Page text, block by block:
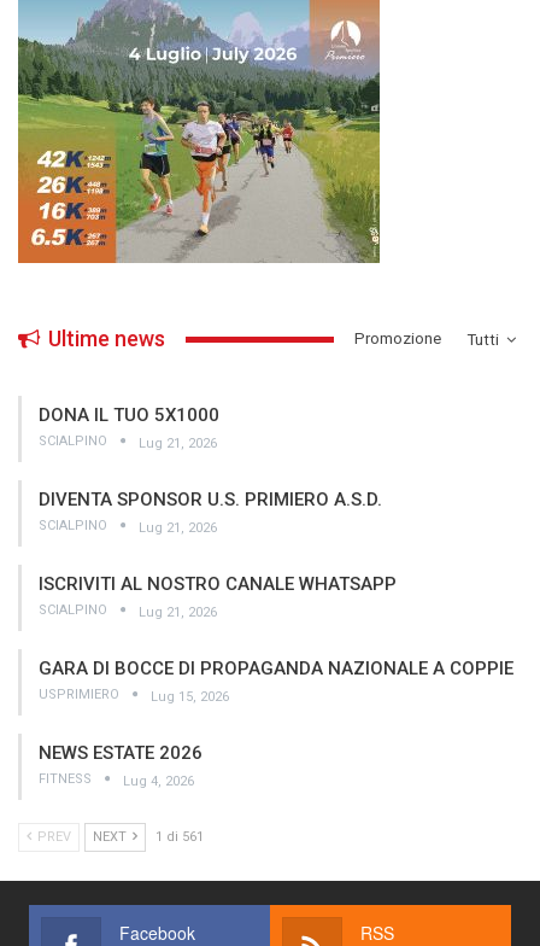
Tutti
Ultime news ­Promozione
DONA IL TUO 5X1000
SCIALPINO Lug 21, 2026
DIVENTA SPONSOR U.S. PRIMIERO A.S.D.
SCIALPINO Lug 21, 2026
ISCRIVITI AL NOSTRO CANALE WHATSAPP
SCIALPINO Lug 21, 2026
GARA DI BOCCE DI PROPAGANDA NAZIONALE A COPPIE
USPRIMIERO Lug 15, 2026
NEWS ESTATE 2026
FITNESS Lug 4, 2026
PREV NEXT 1 di 561
Facebook RSS